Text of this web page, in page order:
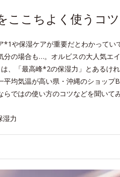
ここちよく使うコツ
や保湿ケアが重要だとわかってい
の場合も…。オルビスの大人気エ
、「最高峰*2の保湿力」とあるけ
均気温が高い県・沖縄のショップ
ではの使い方のコツなどを聞いて
力